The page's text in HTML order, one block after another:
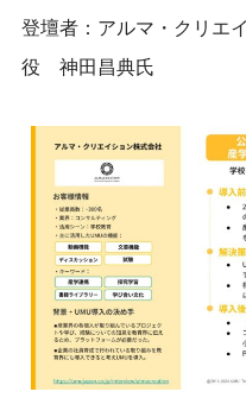
登壇者：アルマ・クリエ
役 神田昌典氏